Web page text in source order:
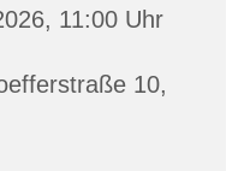
11:00 Uhr
10,